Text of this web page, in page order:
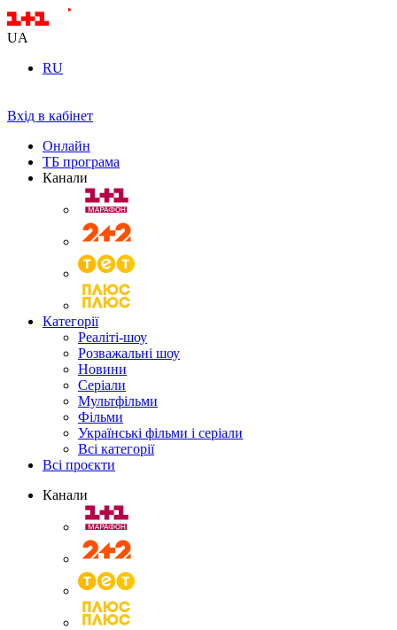
UA
RU
Вхід в кабінет
Онлайн
ТБ програма
Канали
Категорії
Реаліті-шоу
Розважальні шоу
Новини
Серіали
Мультфільми
Фільми
Українські фільми і серіали
Всі категорії
Всі проєкти
Канали